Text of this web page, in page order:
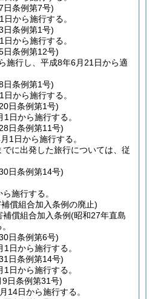
日条例第7号)
から施行する。
日条例第1号)
から施行する。
日条例第12号)
施行し、平成8年6月21日から適
日条例第1号)
から施行する。
日条例第1号)
日から施行する。
日条例第11号)
1日から施行する。
に出発した旅行については、従
日条例第14号)
施行する。
償組合加入条例の廃止)
償組合加入条例(昭和27年直島
日条例第6号)
日から施行する。
日条例第14号)
日から施行する。
9日条例第31号)
14日から施行する。